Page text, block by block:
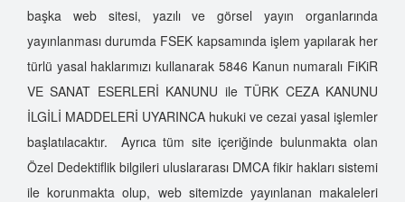
Dedektiflik Şirketi
Özel Dedektifliğin Akademik Eğitimi
İzmir Özel Dedektiflik A.Ş.
Kimler Özel Dedektif Olabilir?
Özel Dedektiflik Eğitimi
Özel Dedektiflik Hizmet Türleri
başka web sitesi, yazılı ve görsel yayın organlarında
yayınlanması durumda FSEK kapsamında işlem yapılarak her
türlü yasal haklarımızı kullanarak 5846 Kanun numaralı FiKiR
VE SANAT ESERLERİ KANUNU ile TÜRK CEZA KANUNU
İLGİLİ MADDELERİ UYARINCA hukuki ve cezai yasal işlemler
başlatılacaktır. Ayrıca tüm site içeriğinde bulunmakta olan
Özel Dedektiflik bilgileri uluslararası DMCA fikir hakları sistemi
ile korunmakta olup, web sitemizde yayınlanan makaleleri